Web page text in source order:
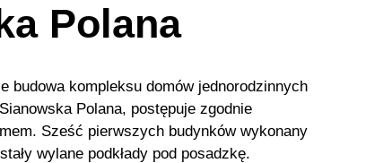
Polana
budowa kompleksu domów jednorodzinnych
Polana, postępuje zgodnie
Sześć pierwszych budynków wykonany
wylane podkłady pod posadzkę.